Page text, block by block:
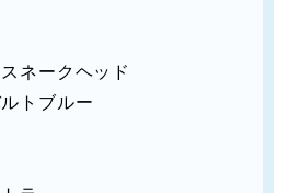
ネークヘッド
トブルー